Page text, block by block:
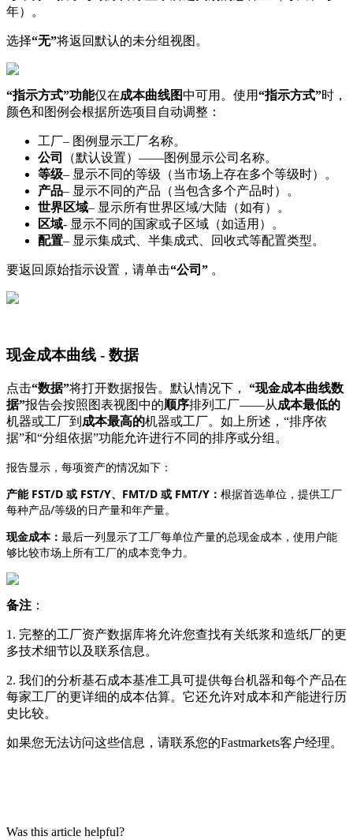
年） 。
选择“无”将返 回默认的未分组视图 。
“指示方式”功能仅在成本曲线图中可用 。 使用“指示方式”时 ，
颜色和图例会根据所选项 目 自动调整 ：
工厂– 图例 显示工厂名称。
公司 （默认设置） ——图例 显示公司 名称。
等级– 显示不同 的等级 （当市场 上存在多个等级时）
。
产品– 显示不同 的产品 （当包含多个产品时）
。
世界区域– 显示所有世界区域/大陆 （如有）
。
区域- 显示不同 的国家或子区域 （如适用 ）
。
配置– 显示集成式 半集成式 回收式等配置类型。
要返 回 原始指示设置 ， 请单击“公司 ” 。
现金成本曲线 - 数据
点击“数据”将打开数据报告。 默认情况下 ， “现金成本曲线数
据”报告会按照图表视图中的顺序排列 工厂——从成本最低的
机器或工厂到 成本最高的机器或工厂。 如 上 所述 ， “排序依
据”和“分组依据”功能允许进行不同 的排序或分组 。
报告显示 ， 每项资产的情况如下 ：
产能 FST/D 或 FST/Y、 FMT/D 或 FMT/Y ： 根据首选单位 ， 提供工厂
每种产品/等级的日产量和年产量。
现金成本： 最后一列显示了工厂每单位产量的总现金成本 ， 使用户能
够比较市场上所有工厂的成本竞争力。
备注 ：
1 . 完整的工厂资产数据库将允许您查找有关纸浆和造纸厂的更
多技术细节以 及联系信息 。
2. 我们的分析基石成本基准工具可提供每台机器和每个产品在
每家工厂的更详细的成本估算。 它还允许对成本和产能进行历
史 比较。
如果您无法访问这些信息 ， 请联系您的Fastmarkets客 户经理。
Was this article helpful?